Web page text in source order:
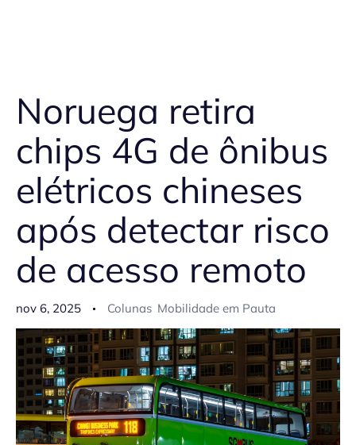
Noruega retira
chips 4G de ônibus
elétricos chineses
após detectar risco
de acesso remoto
nov 6, 2025 Colunas Mobilidade em Pauta